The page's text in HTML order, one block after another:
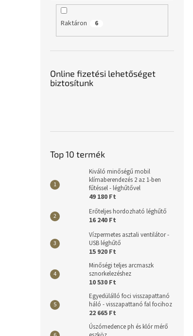
Raktáron 6
Online fizetési lehetőséget
biztosítunk
Top 10 termék
Kiváló minőségű mobil
klímaberendezés 2 az 1-ben
fűtéssel - léghűtővel
49 180 Ft
Erőteljes hordozható léghűtő
16 240 Ft
Vízpermetes asztali ventilátor -
USB léghűtő
15 920 Ft
Minőségi teljes arcmaszk
sznorkelezéshez
10 530 Ft
Egyedülálló foci visszapattanó
háló - visszapattanó fal focihoz
22 665 Ft
Úszómedence ph és klór mérő